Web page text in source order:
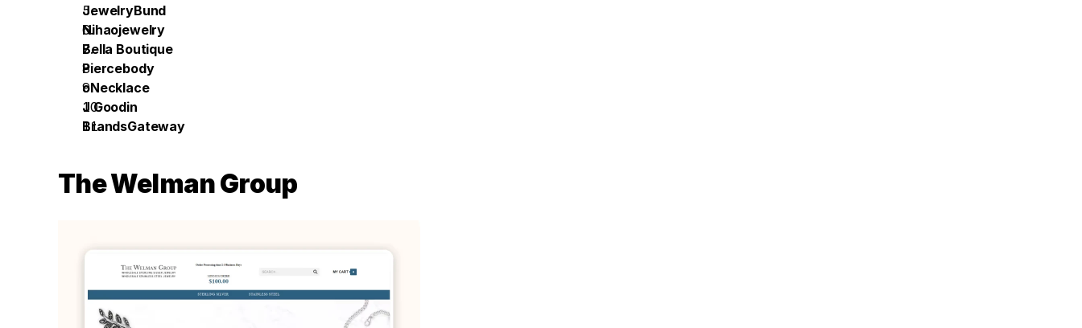
JewelryBund
Nihaojewelry
Bella Boutique
Piercebody
oNecklace
J Goodin
BrandsGateway
The Welman Group